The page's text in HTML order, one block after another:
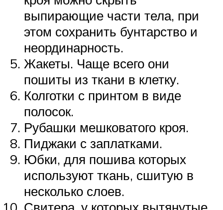
выпирающие части тела, при
этом сохранить бунтарство и
неординарность.
Жакеты. Чаще всего они
пошиты из ткани в клетку.
Колготки с принтом в виде
полосок.
Рубашки мешковатого кроя.
Пиджаки с заплатками.
Юбки, для пошива которых
используют ткань, сшитую в
несколько слоев.